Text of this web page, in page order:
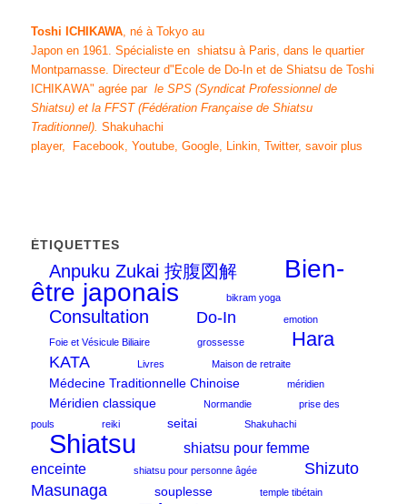
Toshi ICHIKAWA, né à Tokyo au
Japon en 1961. Spécialiste en shiatsuà Paris, dans le quartier
Montparnasse. Directeur d" Ecole de Do-In et de Shiatsu de Toshi
ICHIKAWA" agrée par le SPS (Syndicat Professionnel de
Shiatsu)et la FFST (Fédération Française de Shiatsu
Traditionnel). Shakuhachi
player, Facebook, Youtube, Google, Linkin, Twitter, savoir plus
ÉTIQUETTES
Anpuku Zukai 按腹図解
Bien-
être japonais
bikram yoga
Consultation Do-In emotion
Foie et Vésicule Biliaire grossesse Hara
KATA Livres Maison de retraite
Médecine Traditionnelle Chinoise méridien
Méridien classique Normandie
prise des
pouls
reiki seitai Shakuhachi
Shiatsu
shiatsu pour femme
enceinte
shiatsu pour personne âgée
Shizuto
Masunaga
souplesse temple tibétain